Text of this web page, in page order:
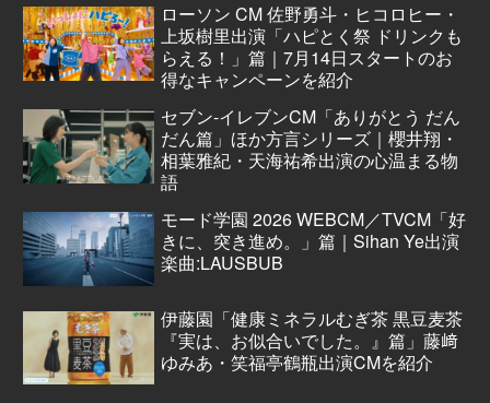
ローソン CM 佐野勇斗・ヒコロヒー・
上坂樹里出演「ハピとく祭 ドリンクも
らえる！」篇｜7月14日スタートのお
得なキャンペーンを紹介
セブン‐イレブンCM「ありがとう だん
だん篇」ほか方言シリーズ｜櫻井翔・
相葉雅紀・天海祐希出演の心温まる物
語
モード学園 2026 WEBCM／TVCM「好
きに、突き進め。」篇｜Sihan Ye出演
楽曲:LAUSBUB
伊藤園「健康ミネラルむぎ茶 黒豆麦茶
『実は、お似合いでした。』篇」藤﨑
ゆみあ・笑福亭鶴瓶出演CMを紹介